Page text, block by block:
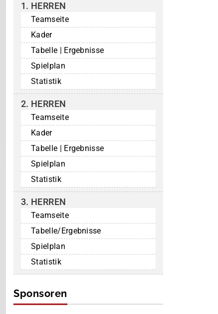
1. HERREN
Teamseite
Kader
Tabelle | Ergebnisse
Spielplan
Statistik
2. HERREN
Teamseite
Kader
Tabelle | Ergebnisse
Spielplan
Statistik
3. HERREN
Teamseite
Tabelle/Ergebnisse
Spielplan
Statistik
Sponsoren